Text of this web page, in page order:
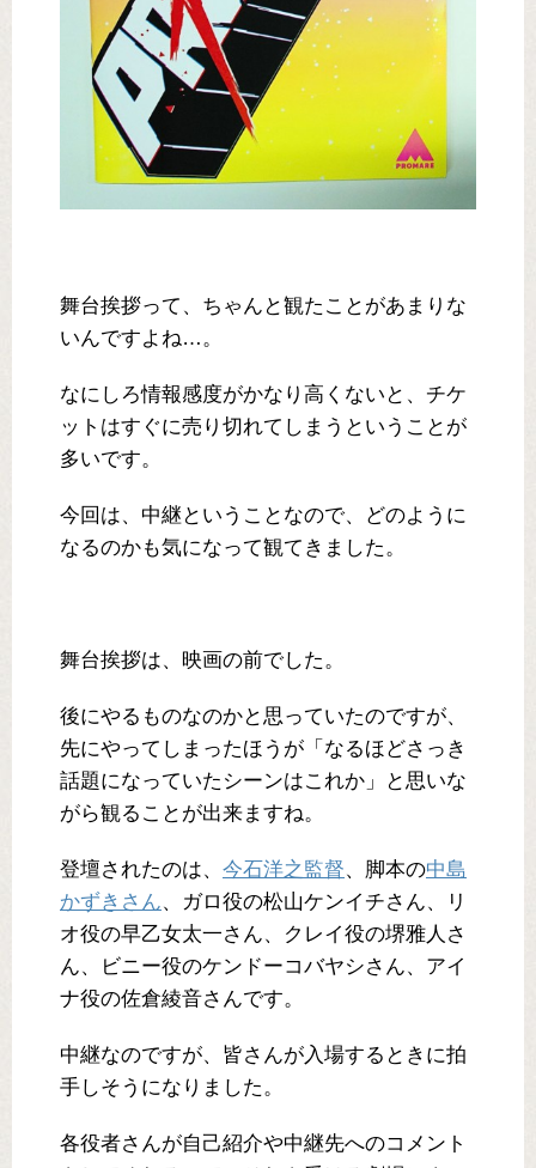
舞台挨拶って、ちゃんと観たことがあまりな
いんですよね…。
なにしろ情報感度がかなり高くないと、チケ
ットはすぐに売り切れてしまうということが
多いです。
今回は、中継ということなので、どのように
なるのかも気になって観てきました。
舞台挨拶は、映画の前でした。
後にやるものなのかと思っていたのですが、
先にやってしまったほうが「なるほどさっき
話題になっていたシーンはこれか」と思いな
がら観ることが出来ますね。
登壇されたのは、 今石洋之監督、脚本の中島
かずきさん、ガロ役の松山ケンイチさん、リ
オ役の早乙女太一さん、クレイ役の堺雅人さ
ん、ビニー役のケンドーコバヤシさん、アイ
ナ役の佐倉綾音さんです。
中継なのですが、皆さんが入場するときに拍
手しそうになりました。
各役者さんが自己紹介や中継先へのコメント